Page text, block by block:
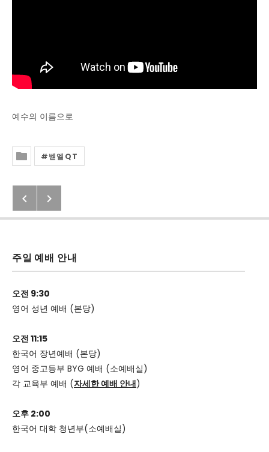
예수의 이름으로
벧엘QT
Post navigation
Previous: 2020년 12월16일(수) 벧
Next: 예수 그리스도가 누구냐?
주일 예배 안내
오전 9:30
영어 성년 예배 (본당)
오전 11:15
한국어 장년예배 (본당)
영어 중고등부 BYG 예배 (소예배실)
각 교육부 예배 (자세한 예배 안내)
오후 2:00
한국어 대학 청년부(소예배실)